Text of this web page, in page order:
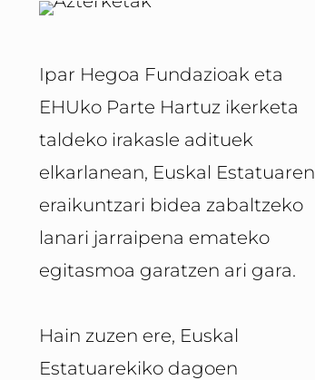
Ipar Hegoa Fundazioak eta
EHUko Parte Hartuz ikerketa
taldeko irakasle adituek
elkarlanean, Euskal Estatuaren
eraikuntzari bidea zabaltzeko
lanari jarraipena emateko
egitasmoa garatzen ari gara.
Hain zuzen ere, Euskal
Estatuarekiko dagoen